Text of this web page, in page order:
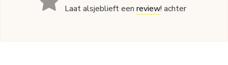
Laat alsjeblieft eenreview! achter